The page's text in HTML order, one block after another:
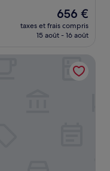
Le
nouveau
prix
de
656 €
656 €
taxes et frais compris
15 août - 16 août